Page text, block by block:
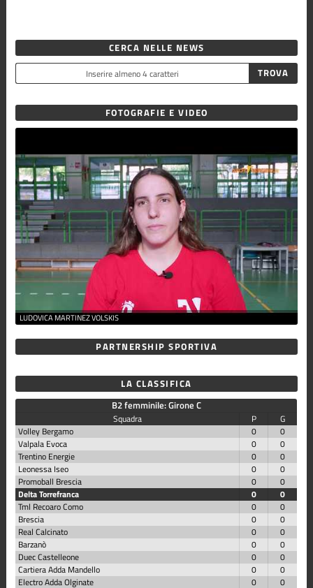
CERCA NELLE NEWS
FOTOGRAFIE E VIDEO
LUDOVICA MARTINEZ VOLSKIS
PARTNERSHIP SPORTIVA
LA CLASSIFICA
B2 femminile: Girone C
Squadra P
G
Volley Bergamo
0
0
Valpala Evoca
0
0
Trentino Energie
0
0
Leonessa Iseo
0
0
Promoball Brescia
0
0
Delta Torrefranca
0
0
Tml Recoaro Como
0
0
Brescia
0
0
Real Calcinato
0
0
Barzanò
0
0
Duec Castelleone
0
0
Cartiera Adda Mandello
0
0
Electro Adda Olginate
0 0